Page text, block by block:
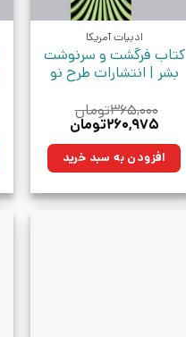
ادبیات آمریکا
کتاب فرگشت و سرنوشت
بشر | انتشارات طرح نو
۳۶۵,۰۰۰تومان
قیمت
۳۶۵,۰۰۰تومان
بود.
۲۶۰,۹۷۵تومان
۲۶۰,۹۷۵تومان.افزودن به سبد خرید